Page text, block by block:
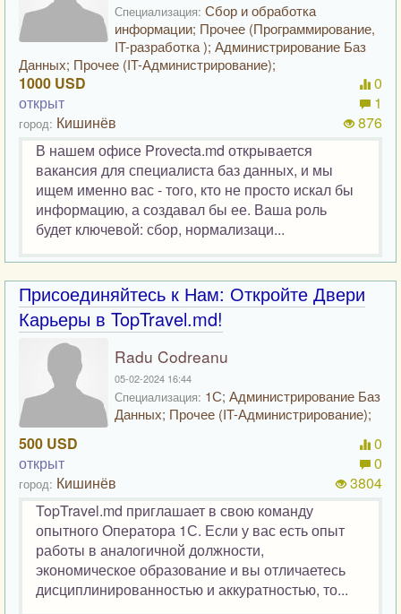
Специализация: Сбор и обработка
информации; Прочее (Программирование,
IT-разработка ); Администрирование Баз
Данных; Прочее (IT-Администрирование);
1000 USD
открыт
город: Кишинёв
0
1
876
В нашем офисе Provecta.md открывается
вакансия для специалиста баз данных, и мы
ищем именно вас - того, кто не просто искал бы
информацию, а создавал бы ее. Ваша роль
будет ключевой: сбор, нормализаци...
Присоединяйтесь к Нам: Откройте Двери
Карьеры в TopTravel.md!
Radu Codreanu
05-02-2024 16:44
Специализация: 1С; Администрирование Баз
Данных; Прочее (IT-Администрирование);
500 USD
открыт
город: Кишинёв
0
0
3804
TopTravel.md приглашает в свою команду
опытного Оператора 1С. Если у вас есть опыт
работы в аналогичной должности,
экономическое образование и вы отличаетесь
дисциплинированностью и аккуратностью, то...